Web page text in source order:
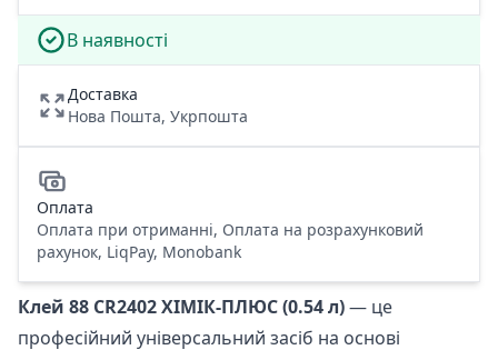
В наявності
Доставка
Нова Пошта, Укрпошта
Оплата
Оплата при отриманні, Оплата на розрахунковий
рахунок, LiqPay, Monobank
Клей 88 CR2402 ХІМІК-ПЛЮС (0.54 л)— це
професійний універсальний засіб на основі